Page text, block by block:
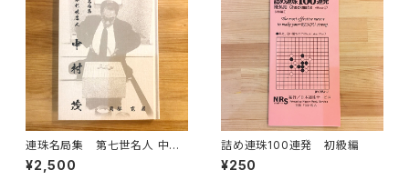
連珠名局集 第七世名人 中村
茂
¥2,500
詰め連珠100連発 初級編
¥250